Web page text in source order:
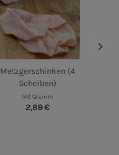
Metzgerschinken (4
Scheiben)
145 Gramm
2,89 €